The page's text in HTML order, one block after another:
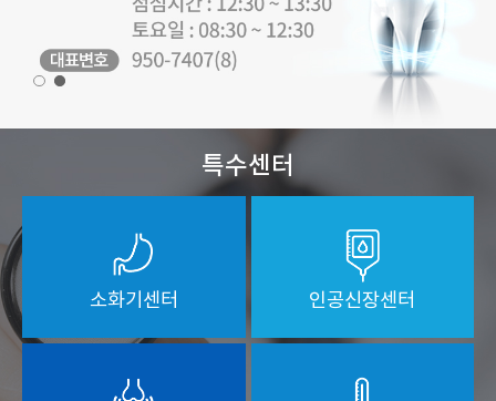
특수센터
소화기센터 인공신장센터